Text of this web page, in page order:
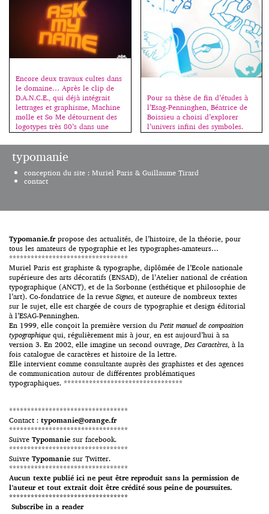
rubriques : interviews, design,
design graphique, design
industriel, photographie, illustra
tion et création de caractères.
Chaque projet est accompagné
d’une […]
Encore deux travaux cultes dans
le domaine… Après le clip de
D.A.N.C.E., qui déjà intégrait
lettrages et graphisme, Machine
molle et So Me détournent des
logotypes très 80’s dans une
ambiance ultra sophistiquée.
Pour sa thèse de fin d’études à
l’Esag-Penninghen, Béatrice de
Boissieu a choisi d’explorer
l’univers infini des symboles.
Dans un ouvrage de plus de 400
pages (une centaine de mots
visage), elle les analyse et
accessible […]
typomanie
conception du site : Muriel Paris & Guillaume Tirard
contact
Typomanie.fr propose des actualités, de l’histoire, de la théorie, pour
tous les amateurs de typographie et les typographes-amateurs…
*********************************
Muriel Paris est graphiste & typographe, diplômée de l’Ecole nationale
supérieure des arts décoratifs (ENSAD), de l’Atelier national de création
typographique (ANCT), et de la Sorbonne (esthétique et philosophie de
l’art). Co-fondatrice de la revue Signes, et auteure de nombreux textes
sur le sujet, elle est chargée de cours de typographie et design éditorial
à l’ESAG-Penninghen.
En 1999, elle conçoit la première version duPetit manuel de composition
typographique qui, régulièrement mis à jour, en est aujourd’hui à sa
version 3. En 2002, elle imagine un second ouvrage, Des Caractères, à la
fois catalogue de caractères et histoire de la lettre.
Elle intervient comme consultante auprès des graphistes et des agences
de communication autour de différentes problématiques
typographiques. *********************************
*********************************
Contact : typomanie@orange.fr
*********************************
Suivre Typomanie sur facebook.
*********************************
Suivre Typomanie sur Twitter.
*********************************
Aucun texte publié ici ne peut être reproduit sans la permission de
l’auteur et tout extrait doit être crédité sous peine de poursuites.
*********************************
Subscribe in a reader